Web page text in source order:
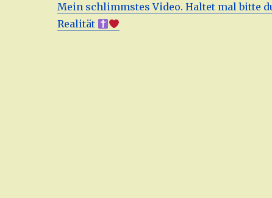
Mein schlimmstes Video. Haltet mal bitte
Realität